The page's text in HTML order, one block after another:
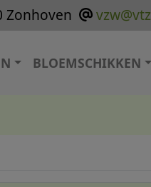
Zonhoven
BLOEMSCHIKKEN